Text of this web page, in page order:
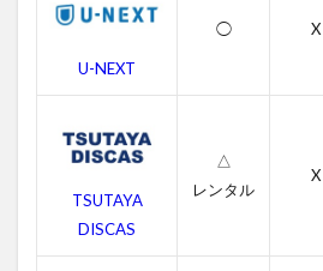
ラウ
料動
画一
2.1
「ク
ン」
の無
U-NEXT
◯ X
TSUTAYA
DISCAS
△
レンタル
X